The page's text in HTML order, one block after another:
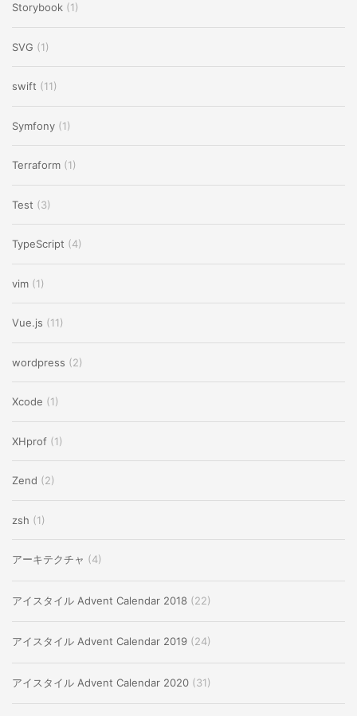
Storybook (1)
SVG (1)
swift (11)
Symfony (1)
Terraform (1)
Test (3)
TypeScript (4)
vim (1)
Vue.js (11)
wordpress (2)
Xcode (1)
XHprof (1)
Zend (2)
zsh (1)
アーキテクチャ (4)
アイスタイル Advent Calendar 2018 (22)
アイスタイル Advent Calendar 2019 (24)
アイスタイル Advent Calendar 2020 (31)